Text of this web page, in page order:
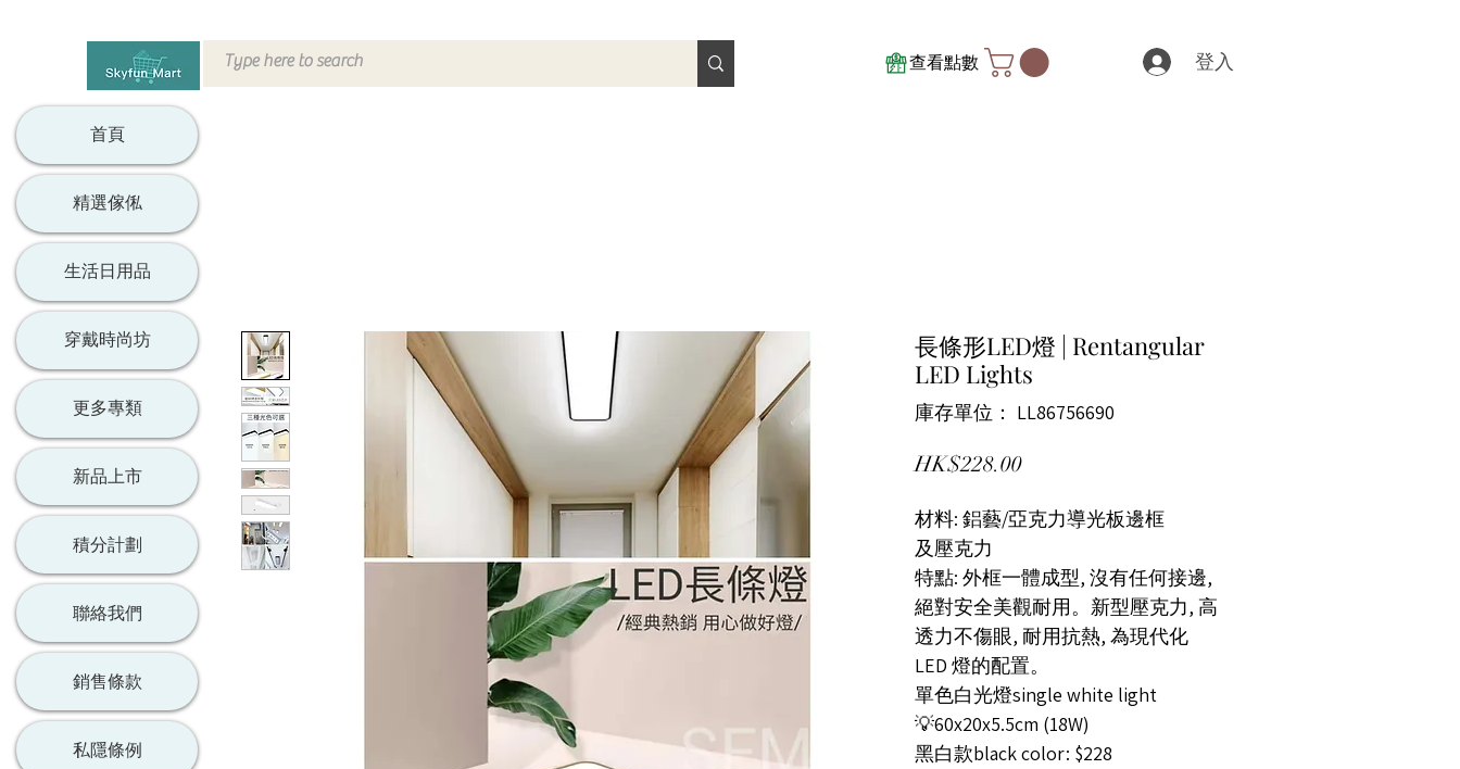
查看點數 登入
長條形LED燈 | Rentangular
LED Lights
庫存單位： LL86756690
HK$228.00價格
材料: 鋁藝/亞克力導光板邊框
及壓克力
特點: 外框一體成型, 沒有任何接邊,
絕對安全美觀耐用。新型壓克力, 高
透力不傷眼, 耐用抗熱, 為現代化
LED 燈的配置。
單色白光燈single white light
💡60x20x5.5cm (18W)
黑白款black color: $228
首頁
精選傢俬
生活日用品
穿戴時尚坊
更多專類
新品上市
積分計劃
聯絡我們
銷售條款
私隱條例